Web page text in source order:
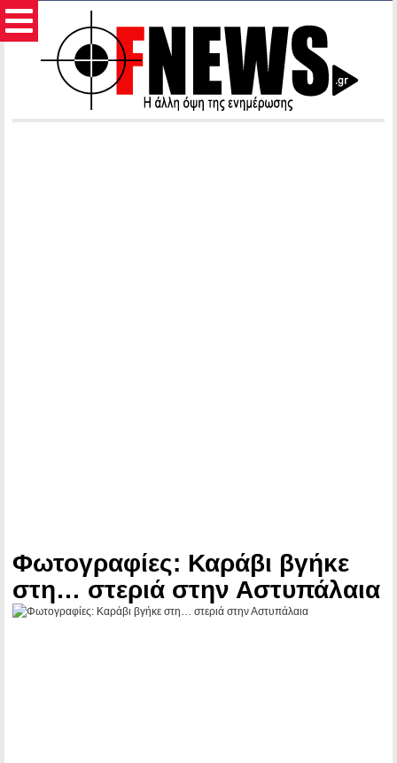
Φωτογραφίες: Καράβι βγήκε
στη… στεριά στην Αστυπάλαια